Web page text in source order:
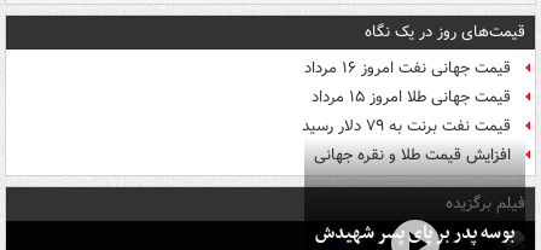
قیمت‌های روز در یک نگاه
قیمت جهانی نفت امروز ۱۶ مرداد
قیمت جهانی طلا امروز ۱۵ مرداد
قیمت نفت برنت به ۷۹ دلار رسید
افزایش قیمت طلا و نقره جهانی
فیلم برگزیده
بوسه‌ پدر بر پای پسر شهیدش